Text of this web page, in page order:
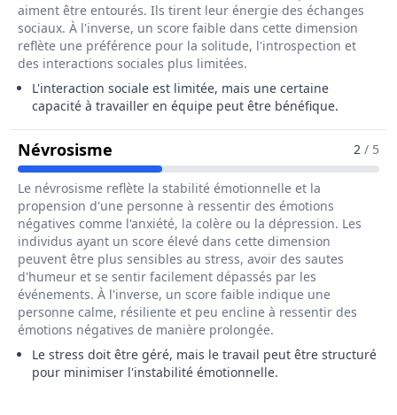
aiment être entourés. Ils tirent leur énergie des échanges
sociaux. À l'inverse, un score faible dans cette dimension
reflète une préférence pour la solitude, l'introspection et
des interactions sociales plus limitées.
L'interaction sociale est limitée, mais une certaine
capacité à travailler en équipe peut être bénéfique.
Névrosisme Pour Le Métier De Fileur / Fileuse
2 / 5
Le névrosisme reflète la stabilité émotionnelle et la
propension d'une personne à ressentir des émotions
négatives comme l'anxiété, la colère ou la dépression. Les
individus ayant un score élevé dans cette dimension
peuvent être plus sensibles au stress, avoir des sautes
d'humeur et se sentir facilement dépassés par les
événements. À l'inverse, un score faible indique une
personne calme, résiliente et peu encline à ressentir des
émotions négatives de manière prolongée.
Le stress doit être géré, mais le travail peut être structuré
pour minimiser l'instabilité émotionnelle.